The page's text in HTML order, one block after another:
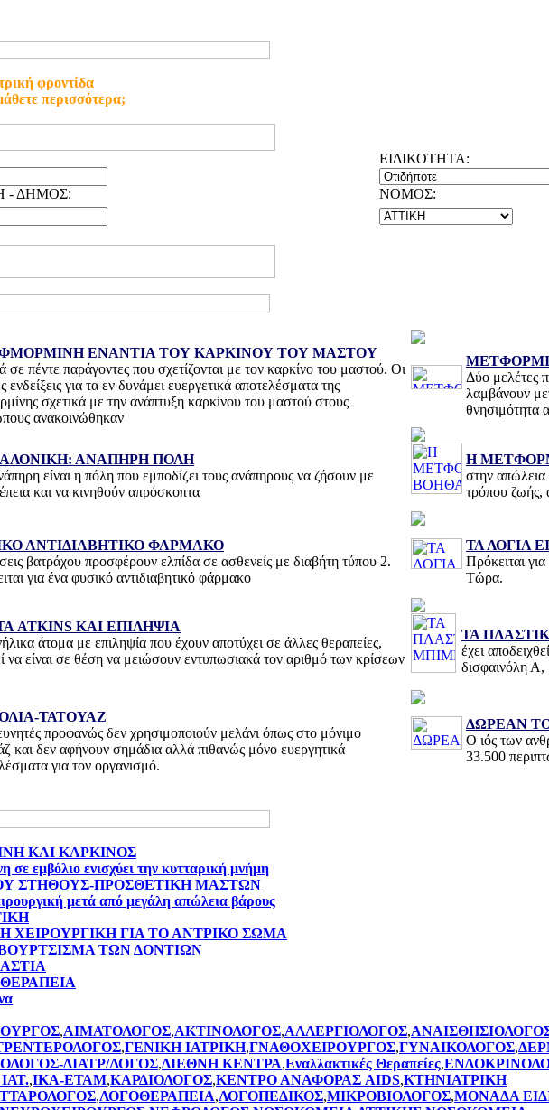
φροντίδα
περισσότερα;
ΕΙΔΙΚΟΤΗΤΑ:
- ΔΗΜΟΣ: NOMOΣ:
ΕΝΑΝΤΙΑ ΤΟΥ ΚΑΡΚΙΝΟΥ ΤΟΥ ΜΑΣΤΟΥ
σε πέντε παράγοντες που σχετίζονται με τον καρκίνο του μαστού. Οι
ενδείξεις για τα εν δυνάμει ευεργετικά αποτελέσματα της
σχετικά με την ανάπτυξη καρκίνου του μαστού στους
ανακοινώθηκαν
Δύο μελέτες
λαμβάνουν
θνησιμότητα
ΑΝΑΠΗΡΗ ΠΟΛΗ
είναι η πόλη που εμποδίζει τους ανάπηρους να ζήσουν με
και να κινηθούν απρόσκοπτα
Η
στην
τρόπου ζωής,
ΑΝΤΙΔΙΑΒΗΤΙΚΟ ΦΑΡΜΑΚΟ
βατράχου προσφέρουν ελπίδα σε ασθενείς με διαβήτη τύπου 2.
για ένα φυσικό αντιδιαβητικό φάρμακο
ΤΑ ΛΟΓΙΑ
Πρόκειται
Τώρα.
ATKINS ΚΑΙ ΕΠΙΛΗΨΙΑ
άτομα με επιληψία που έχουν αποτύχει σε άλλες θεραπείες,
να είναι σε θέση να μειώσουν εντυπωσιακά τον αριθμό των κρίσεων
ΤΑ
έχει
δισφαινόλη Α,
ΤΑΤΟΥΑΖ
προφανώς δεν χρησιμοποιούν μελάνι όπως στο μόνιμο
και δεν αφήνουν σημάδια αλλά πιθανώς μόνο ευεργητικά
για τον οργανισμό.
ΔΩΡΕΑΝ
Ο ιός των
33.500
ΚΑΙ ΚΑΡΚΙΝΟΣ
σε εμβόλιο ενισχύει την κυτταρική μνήμη
ΣΤΗΘΟΥΣ-ΠΡΟΣΘΕΤΙΚΗ ΜΑΣΤΩΝ
μετά από μεγάλη απώλεια βάρους
ΧΕΙΡΟΥΡΓΙΚΗ ΓΙΑ ΤΟ ΑΝΤΡΙΚΟ ΣΩΜΑ
ΤΩΝ ΔΟΝΤΙΩΝ
,ΑΙΜΑΤΟΛΟΓΟΣ,ΑΚΤΙΝΟΛΟΓΟΣ,ΑΛΛΕΡΓΙΟΛΟΓΟΣ,
,ΓΕΝΙΚΗ ΙΑΤΡΙΚΗ,ΓΝΑΘΟΧΕΙΡΟΥΡΓΟΣ,ΓΥΝΑΙΚΟΛΟΓΟΣ,
ΔΙΑΤΡ/ΛΟΓΟΣ,ΔΙΕΘΝΗ ΚΕΝΤΡΑ,Εναλλακτικές Θεραπείες,
,ΙΚΑ-ΕΤΑΜ,ΚΑΡΔΙΟΛΟΓΟΣ,ΚΕΝΤΡΟ ΑΝΑΦΟΡΑΣ AIDS,ΚΤΗΝΙΑΤΡΙΚΗ
,ΛΟΓΟΘΕΡΑΠΕΙΑ,ΛΟΓΟΠΕΔΙΚΟΣ,ΜΙΚΡΟΒΙΟΛΟΓΟΣ,ΜΟΝΑΔΑ